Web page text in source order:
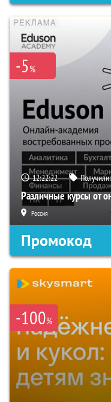
-5%
12:22:21
Различные курсы от
Россия
Промокод
-100%